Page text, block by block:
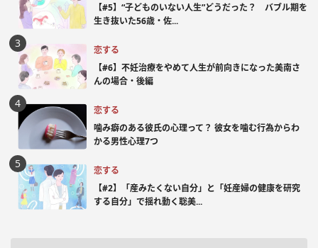
【#5】“子どものいない人生”どうだった？ バブル期を
生き抜いた56歳・佐...
恋する
【#6】不妊治療をやめて人生が前向きになった美南さ
んの場合・後編
恋する
噛み癖のある彼氏の心理って？ 彼女を噛む行為からわ
かる男性心理7つ
恋する
【#2】「産みたくない自分」と「妊産婦の健康を研究
する自分」で揺れ動く聡美...